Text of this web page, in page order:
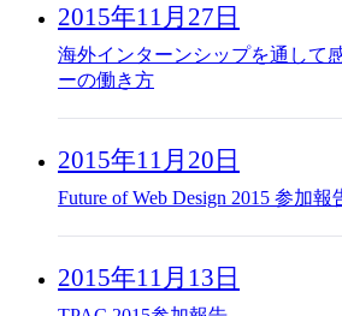
2015年11月27日
海外インターンシップを通して
ーの働き方
2015年11月20日
Future of Web Design 2015 参加報
2015年11月13日